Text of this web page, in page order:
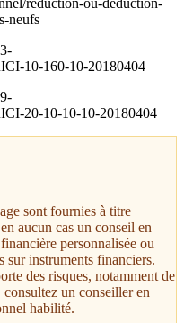
neufs
10-160-10-20180404
20-10-10-10-20180404
sont fournies à titre
aucun cas un conseil en
personnalisée ou
sur instruments financiers.
des risques, notamment de
un conseiller en
habilité.